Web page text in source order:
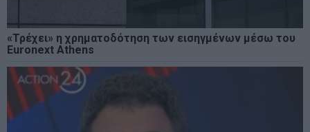
«Τρέχει» η χρηματοδότηση των εισηγμένων μέσω του
Euronext Athens